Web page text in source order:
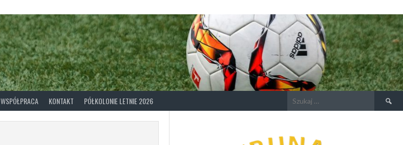
WSPÓŁPRACA KONTAKT PÓŁKOLONIE LETNIE 2026 Szukaj: